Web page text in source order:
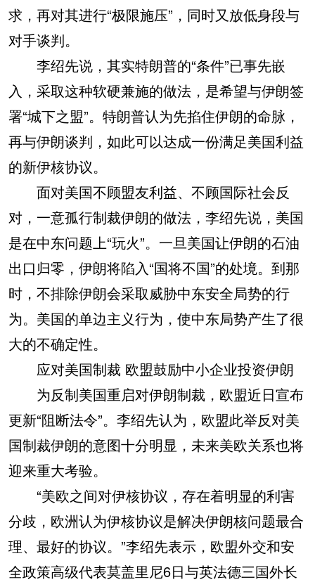
求，再对其进行“极限施压”，同时又放低身段与
对手谈判。
李绍先说，其实特朗普的“条件”已事先嵌
入，采取这种软硬兼施的做法，是希望与伊朗签
署“城下之盟”。特朗普认为先掐住伊朗的命脉，
再与伊朗谈判，如此可以达成一份满足美国利益
的新伊核协议。
面对美国不顾盟友利益、不顾国际社会反
对，一意孤行制裁伊朗的做法，李绍先说，美国
是在中东问题上“玩火”。一旦美国让伊朗的石油
出口归零，伊朗将陷入“国将不国”的处境。到那
时，不排除伊朗会采取威胁中东安全局势的行
为。美国的单边主义行为，使中东局势产生了很
大的不确定性。
应对美国制裁 欧盟鼓励中小企业投资伊朗
为反制美国重启对伊朗制裁，欧盟近日宣布
更新“阻断法令”。李绍先认为，欧盟此举反对美
国制裁伊朗的意图十分明显，未来美欧关系也将
迎来重大考验。
“美欧之间对伊核协议，存在着明显的利害
分歧，欧洲认为伊核协议是解决伊朗核问题最合
理、最好的协议。”李绍先表示，欧盟外交和安
全政策高级代表莫盖里尼6日与英法德三国外长